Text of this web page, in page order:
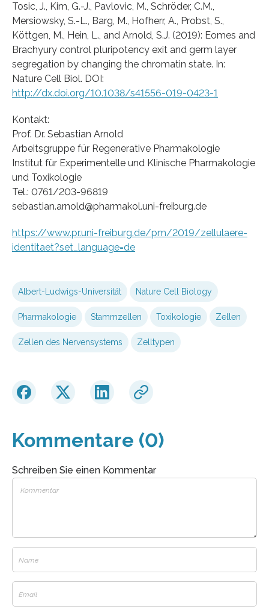
Tosic, J., Kim, G.-J., Pavlovic, M., Schröder, C.M.,
Mersiowsky, S.-L., Barg, M., Hofherr, A., Probst, S.,
Köttgen, M., Hein, L., and Arnold, S.J. (2019): Eomes and
Brachyury control pluripotency exit and germ layer
segregation by changing the chromatin state. In:
Nature Cell Biol. DOI:
http://dx.doi.org/10.1038/s41556-019-0423-1
Kontakt:
Prof. Dr. Sebastian Arnold
Arbeitsgruppe für Regenerative Pharmakologie
Institut für Experimentelle und Klinische Pharmakologie
und Toxikologie
Tel.: 0761/203-96819
sebastian.arnold@pharmakol.uni-freiburg.de
https://www.pr.uni-freiburg.de/pm/2019/zellulaere-
identitaet?set_language=de
Albert-Ludwigs-Universität Nature Cell Biology
Pharmakologie Stammzellen Toxikologie Zellen
Zellen des Nervensystems Zelltypen
Kommentare (0)
Schreiben Sie einen Kommentar